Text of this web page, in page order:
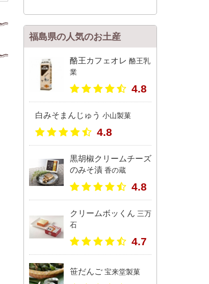
福島県の人気のお土産
酪王カフェオレ 酪王乳
業
4.8
白みそまんじゅう 小山製菓
4.8
黒胡椒クリームチーズ
のみそ漬香の蔵
4.8
クリームボッくん 三万
石
4.7
笹だんご宝来堂製菓